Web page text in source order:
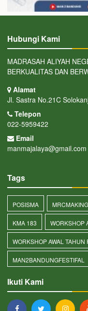
Hubungi Kami
MADRASAH ALIYAH
BERKUALITAS DAN
Alamat
Jl. Sastra No.21C
Telepon
022-5959422
Email
manmajalaya@gmail.com
Tags
POSISMA
KMA 183 WORKSHOP
WORKSHOP AWAL
MAN2BANDUNGFESTIFAL
Ikuti Kami